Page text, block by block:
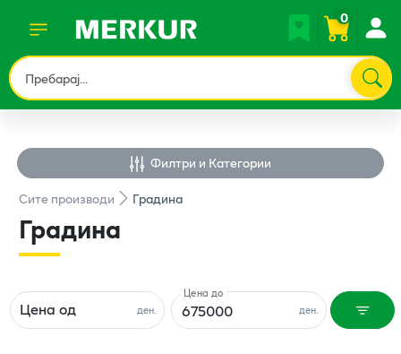
0
Филтри и Категории
Ситепроизводи Градина
Градина
ден.
Цена од ден.
Цена до